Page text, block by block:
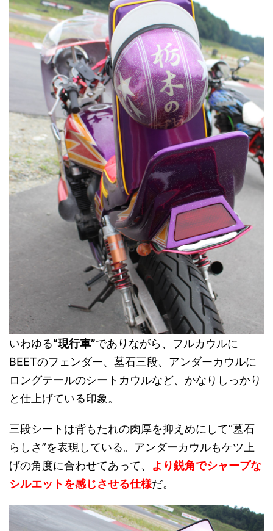
いわゆる“現行車”でありながら、フルカウルに
BEETのフェンダー、墓石三段、アンダーカウルに
ロングテールのシートカウルなど、かなりしっかり
と仕上げている印象。
三段シートは背もたれの肉厚を抑えめにして“墓石
らしさ”を表現している。アンダーカウルもケツ上
げの角度に合わせてあって、 より鋭角でシャープな
シルエットを感じさせる仕様だ。